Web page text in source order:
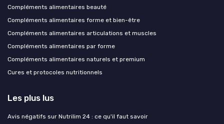
Compléments alimentaires beauté
Compléments alimentaires forme et bien-être
Compléments alimentaires articulations et muscles
Compléments alimentaires par forme
Compléments alimentaires naturels et premium
Cures et protocoles nutritionnels
Les plus lus
Avis négatifs sur Nutrilim 24 : ce qu'il faut savoir